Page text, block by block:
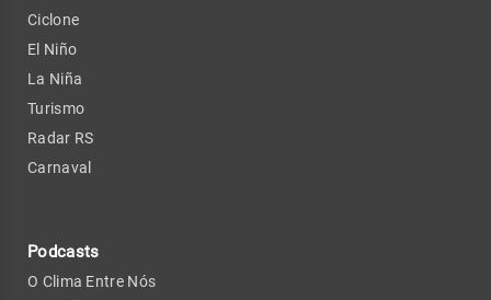
Ciclone
El Niño
La Niña
Turismo
Radar RS
Carnaval
Podcasts
O Clima Entre Nós